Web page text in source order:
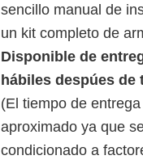
sencillo manual de
un kit completo de
Disponible de
hábiles despúes de
(El tiempo de
aproximado ya que
condicionado a